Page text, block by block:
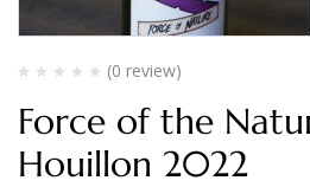
(0 review)
Force of the
Houillon 2022